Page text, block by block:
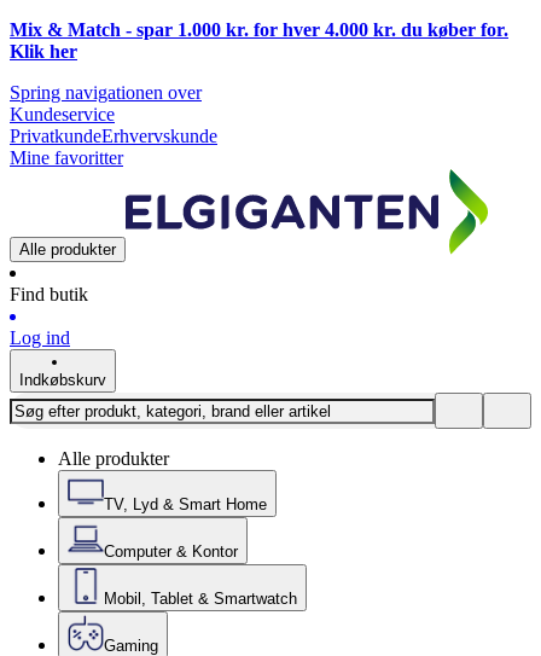
Mix & Match - spar 1.000 kr. for hver 4.000 kr. du køber for.
Klik her
Spring navigationen over
Kundeservice
PrivatkundeErhvervskunde
Mine favoritter
Alle produkter
Find butik
Log ind
Indkøbskurv
Alle produkter
TV, Lyd & Smart Home
Computer & Kontor
Mobil, Tablet & Smartwatch
Gaming